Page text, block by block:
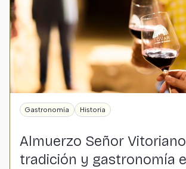
Gastronomía Historia
Almuerzo Señor
tradición y gastronomía